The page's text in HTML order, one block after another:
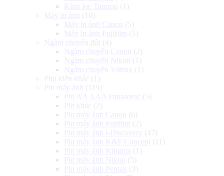
Kính lọc Tamron
(1)
Máy in ảnh
(10)
Máy in ảnh Canon
(5)
Máy in ảnh Fujifilm (5)
Ngàm chuyển đổi (4)
Ngàm chuyển Canon
(2)
Ngàm chuyển Nikon
(1)
Ngàm chuyển Viltrox (1)
Phụ kiện khác (1)
Pin máy ảnh
(119)
Pin AA AAA Panasonic (5)
Pin khác (2)
Pin máy ảnh Canon
(6)
Pin máy ảnh Fujifilm (2)
Pin máy ảnh i-Discovery (47)
Pin máy ảnh K&F Concept (11)
Pin máy ảnh Kingma (1)
Pin máy ảnh Nikon
(5)
Pin máy ảnh Pentax (3)